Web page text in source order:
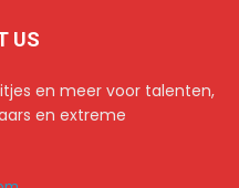
US
en meer voor talenten,
en extreme